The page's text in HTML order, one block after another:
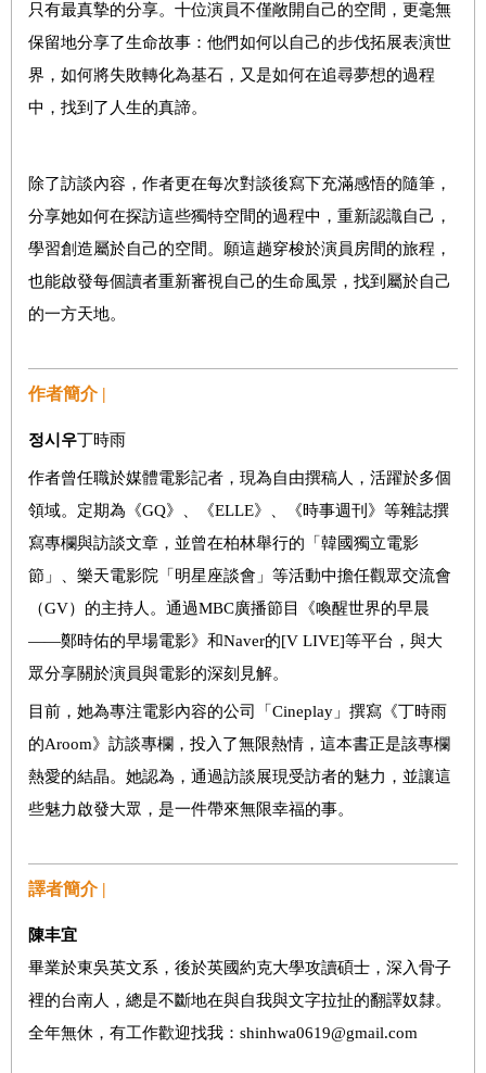
只有最真摯的分享。十位演員不僅敞開自己的空間，更毫無
保留地分享了生命故事：他們如何以自己的步伐拓展表演世
界，如何將失敗轉化為基石，又是如何在追尋夢想的過程
中，找到了人生的真諦。
除了訪談內容，作者更在每次對談後寫下充滿感悟的隨筆，
分享她如何在探訪這些獨特空間的過程中，重新認識自己，
學習創造屬於自己的空間。願這趟穿梭於演員房間的旅程，
也能啟發每個讀者重新審視自己的生命風景，找到屬於自己
的一方天地。
作者簡介 |
정시우丁時雨
作者曾任職於媒體電影記者，現為自由撰稿人，活躍於多個
領域。定期為《GQ》、《ELLE》、《時事週刊》等雜誌撰
寫專欄與訪談文章，並曾在柏林舉行的「韓國獨立電影
節」、樂天電影院「明星座談會」等活動中擔任觀眾交流會
（GV）的主持人。通過MBC廣播節目《喚醒世界的早晨
——鄭時佑的早場電影》和Naver的[V LIVE]等平台，與大
眾分享關於演員與電影的深刻見解。
目前，她為專注電影內容的公司「Cineplay」撰寫《丁時雨
的Aroom》訪談專欄，投入了無限熱情，這本書正是該專欄
熱愛的結晶。她認為，通過訪談展現受訪者的魅力，並讓這
些魅力啟發大眾，是一件帶來無限幸福的事。
譯者簡介 |
陳丰宜
畢業於東吳英文系，後於英國約克大學攻讀碩士，深入骨子
裡的台南人，總是不斷地在與自我與文字拉扯的翻譯奴隸。
全年無休，有工作歡迎找我：shinhwa0619@gmail.com